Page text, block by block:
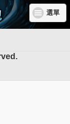
選單